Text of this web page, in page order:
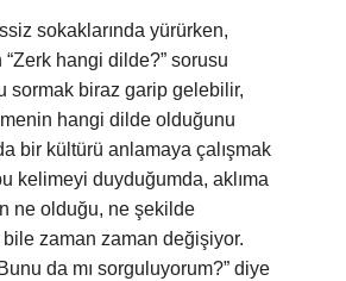
sokaklarında yürürken,
“Zerk hangi dilde?” sorusu
sormak biraz garip gelebilir,
hangi dilde olduğunu
bir kültürü anlamaya çalışmak
kelimeyi duyduğumda, aklıma
ne olduğu, ne şekilde
zaman zaman değişiyor.
da mı sorguluyorum?” diye